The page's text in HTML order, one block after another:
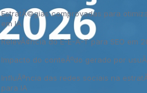
EstratÃ©gias comprovadas para
em IA
RelevÃ¢ncia do E-E-A-T para SEO em
Impacto do conteÃºdo gerado por
InfluÃªncia das redes sociais na
para IA